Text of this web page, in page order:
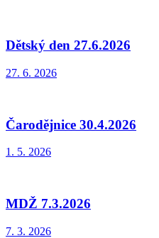
Dětský den 27.6.2026
27. 6. 2026
Čarodějnice 30.4.2026
1. 5. 2026
MDŽ 7.3.2026
7. 3. 2026